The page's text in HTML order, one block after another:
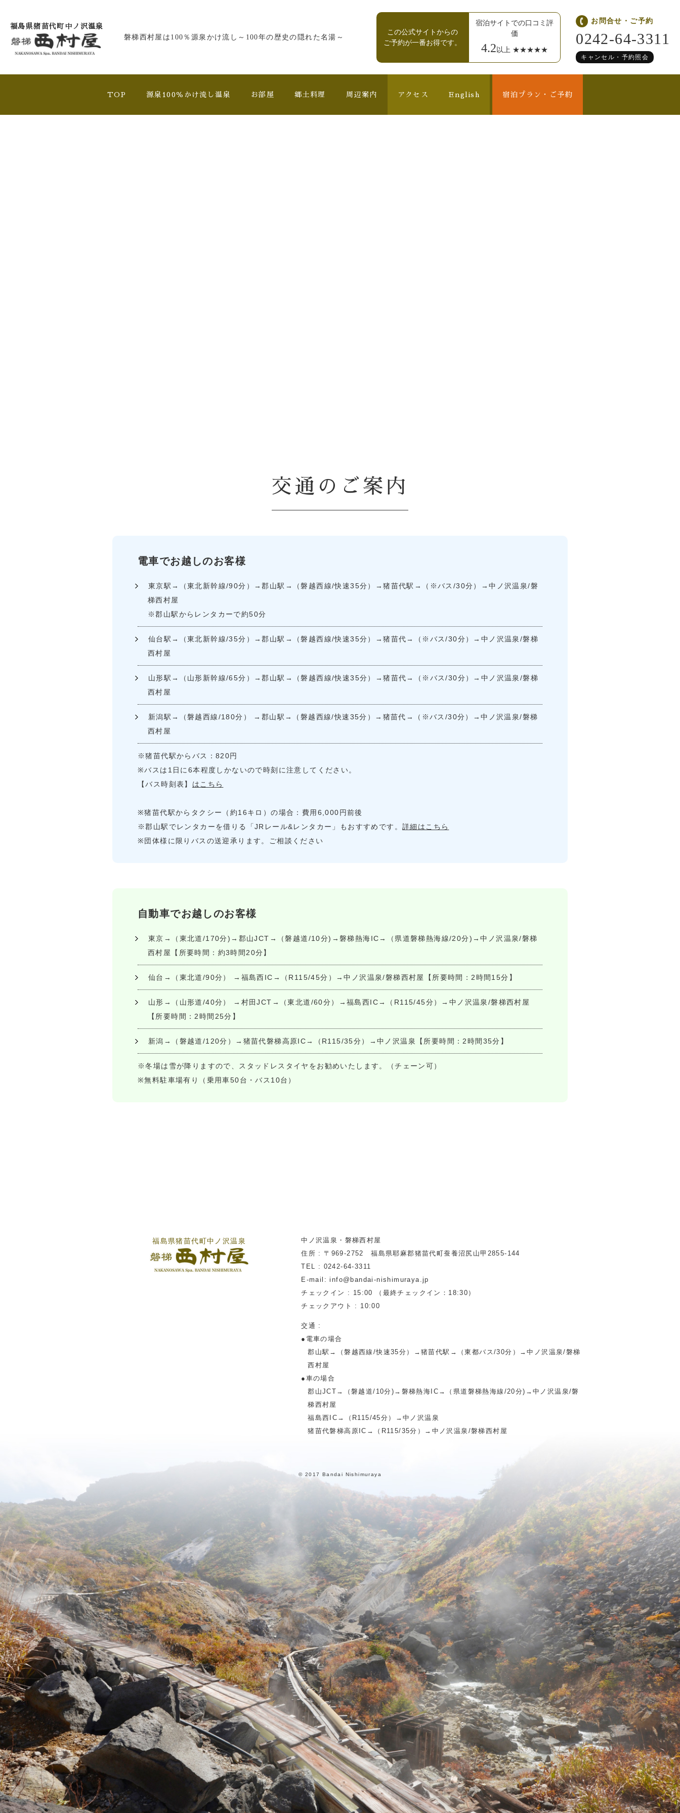
福島県猪苗代町中ノ沢温泉
磐梯西村屋は100％源泉かけ流し ～100年の歴史の隠れた名湯～
この公式サイトからの
ご予約が一番お得です。
宿泊サイトでの口コミ評
価
4.2 以上 ★★★★★
お問合せ・ご予約
0242-64-3311
キャンセル・予約照会
TOP 源泉100％かけ流し温泉 お部屋 郷土料理 周辺案内 アクセス English 宿泊プラン・ご予約
交通のご案内
電車でお越しのお客様
東京駅→（東北新幹線/90分）→郡山駅→（磐越西線/快速35分）→猪苗代駅→（※バス/30分）→中ノ沢温泉/磐
梯西村屋
※郡山駅からレンタカーで約50分
仙台駅→（東北新幹線/35分）→郡山駅→（磐越西線/快速35分）→猪苗代→（※バス/30分）→中ノ沢温泉/磐梯
西村屋
山形駅→（山形新幹線/65分）→郡山駅→（磐越西線/快速35分）→猪苗代→（※バス/30分）→中ノ沢温泉/磐梯
西村屋
新潟駅→（磐越西線/180分） →郡山駅→（磐越西線/快速35分）→猪苗代→（※バス/30分）→中ノ沢温泉/磐梯
西村屋
※猪苗代駅からバス：820円
※バスは1日に6本程度しかないので時刻に注意してください。
【バス時刻表】 はこちら
※猪苗代駅からタクシー（約16キロ）の場合：費用6,000円前後
※郡山駅でレンタカーを借りる「JRレール&レンタカー」もおすすめです。 詳細はこちら
※団体様に限りバスの送迎承ります。ご相談ください
自動車でお越しのお客様
東京→（東北道/170分)→郡山JCT→（磐越道/10分)→磐梯熱海IC→（県道磐梯熱海線/20分)→中ノ沢温泉/磐梯
西村屋【所要時間：約3時間20分】
仙台→（東北道/90分） →福島西IC→（R115/45分）→中ノ沢温泉/磐梯西村屋【所要時間：2時間15分】
山形→（山形道/40分） →村田JCT→（東北道/60分）→福島西IC→（R115/45分）→中ノ沢温泉/磐梯西村屋
【所要時間：2時間25分】
新潟→（磐越道/120分）→猪苗代磐梯高原IC→（R115/35分）→中ノ沢温泉【所要時間：2時間35分】
※冬場は雪が降りますので、スタッドレスタイヤをお勧めいたします。（チェーン可）
※無料駐車場有り（乗用車50台・バス10台）
福島県猪苗代町中ノ沢温泉
中ノ沢温泉・磐梯西村屋
住所 : 〒969-2752 福島県耶麻郡猪苗代町蚕養沼尻山甲2855-144
TEL : 0242-64-3311
E-mail: info@bandai-nishimuraya.jp
チェックイン : 15:00 （最終チェックイン：18:30）
チェックアウト : 10:00
交通 :
●電車の場合
郡山駅→（磐越西線/快速35分）→猪苗代駅→（東都バス/30分）→中ノ沢温泉/磐梯
西村屋
●車の場合
郡山JCT→（磐越道/10分)→磐梯熱海IC→（県道磐梯熱海線/20分)→中ノ沢温泉/磐
梯西村屋
福島西IC→（R115/45分）→中ノ沢温泉
猪苗代磐梯高原IC→（R115/35分）→中ノ沢温泉/磐梯西村屋
© 2017 Bandai Nishimuraya